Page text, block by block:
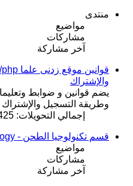
منتدى
مواضيع
مشاركات
آخر مشاركة
والإشتراك
يضم قوانين و ضوابط
وطريقة التسجيل والإشتراك
إجمالي التحويلات: 466425
قسم تكنولوجيا الطحن - Milling Technology
مواضيع
مشاركات
آخر مشاركة